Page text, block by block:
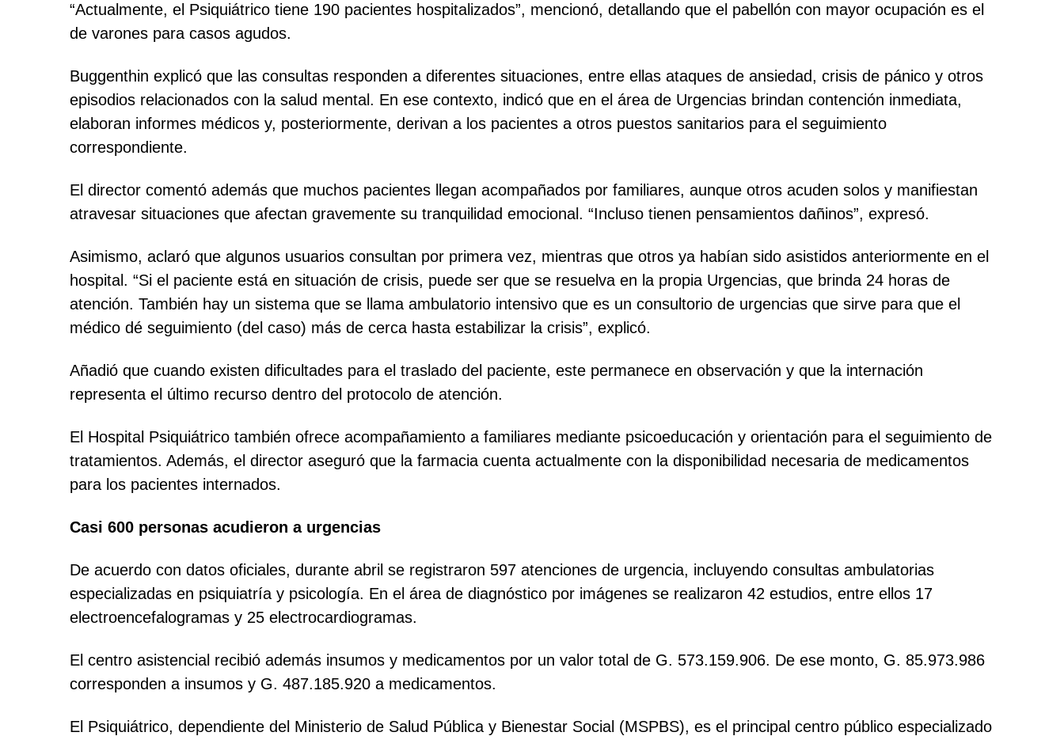
“Actualmente, el Psiquiátrico tiene 190 pacientes hospitalizados”, mencionó, detallando que el pabellón con mayor ocupación es el
de varones para casos agudos.
Buggenthin explicó que las consultas responden a diferentes situaciones, entre ellas ataques de ansiedad, crisis de pánico y otros
episodios relacionados con la salud mental. En ese contexto, indicó que en el área de Urgencias brindan contención inmediata,
elaboran informes médicos y, posteriormente, derivan a los pacientes a otros puestos sanitarios para el seguimiento
correspondiente.
El director comentó además que muchos pacientes llegan acompañados por familiares, aunque otros acuden solos y manifiestan
atravesar situaciones que afectan gravemente su tranquilidad emocional. “Incluso tienen pensamientos dañinos”, expresó.
Asimismo, aclaró que algunos usuarios consultan por primera vez, mientras que otros ya habían sido asistidos anteriormente en el
hospital. “Si el paciente está en situación de crisis, puede ser que se resuelva en la propia Urgencias, que brinda 24 horas de
atención. También hay un sistema que se llama ambulatorio intensivo que es un consultorio de urgencias que sirve para que el
médico dé seguimiento (del caso) más de cerca hasta estabilizar la crisis”, explicó.
Añadió que cuando existen dificultades para el traslado del paciente, este permanece en observación y que la internación
representa el último recurso dentro del protocolo de atención.
El Hospital Psiquiátrico también ofrece acompañamiento a familiares mediante psicoeducación y orientación para el seguimiento de
tratamientos. Además, el director aseguró que la farmacia cuenta actualmente con la disponibilidad necesaria de medicamentos
para los pacientes internados.
Casi 600 personas acudieron a urgencias
De acuerdo con datos oficiales, durante abril se registraron 597 atenciones de urgencia, incluyendo consultas ambulatorias
especializadas en psiquiatría y psicología. En el área de diagnóstico por imágenes se realizaron 42 estudios, entre ellos 17
electroencefalogramas y 25 electrocardiogramas.
El centro asistencial recibió además insumos y medicamentos por un valor total de G. 573.159.906. De ese monto, G. 85.973.986
corresponden a insumos y G. 487.185.920 a medicamentos.
El Psiquiátrico, dependiente del Ministerio de Salud Pública y Bienestar Social (MSPBS), es el principal centro público especializado